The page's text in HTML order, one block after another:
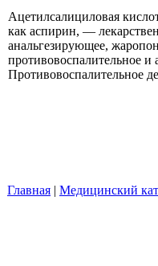
Ацетилсалициловая
как аспирин, —
анальгезирующее,
противовоспалительное и
Противовоспалительное
Главная | Медицинский